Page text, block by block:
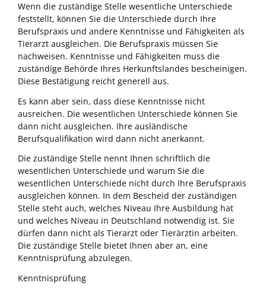
Wenn die zuständige Stelle wesentliche Unterschiede
feststellt, können Sie die Unterschiede durch Ihre
Berufspraxis und andere Kenntnisse und Fähigkeiten als
Tierarzt ausgleichen. Die Berufspraxis müssen Sie
nachweisen. Kenntnisse und Fähigkeiten muss die
zuständige Behörde Ihres Herkunftslandes bescheinigen.
Diese Bestätigung reicht generell aus.
Es kann aber sein, dass diese Kenntnisse nicht
ausreichen. Die wesentlichen Unterschiede können Sie
dann nicht ausgleichen. Ihre ausländische
Berufsqualifikation wird dann nicht anerkannt.
Die zuständige Stelle nennt Ihnen schriftlich die
wesentlichen Unterschiede und warum Sie die
wesentlichen Unterschiede nicht durch Ihre Berufspraxis
ausgleichen können. In dem Bescheid der zuständigen
Stelle steht auch, welches Niveau Ihre Ausbildung hat
und welches Niveau in Deutschland notwendig ist. Sie
dürfen dann nicht als Tierarzt oder Tierärztin arbeiten.
Die zuständige Stelle bietet Ihnen aber an, eine
Kenntnisprüfung abzulegen.
Kenntnisprüfung